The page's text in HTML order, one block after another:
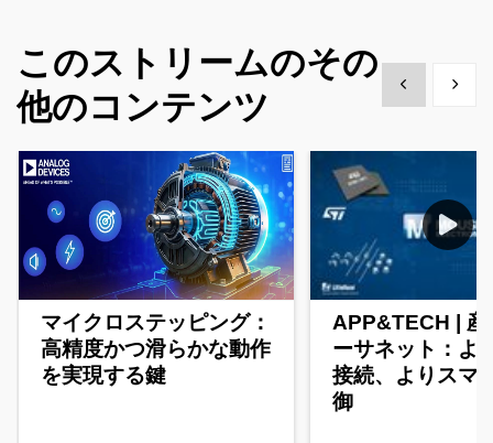
このストリームのその
他のコンテンツ
Show previous
Show
マイクロステッピング：
高精度かつ滑らかな動作
を実現する鍵
APP&TECH | 産
ーサネット：よ
接続、よりスマ
御